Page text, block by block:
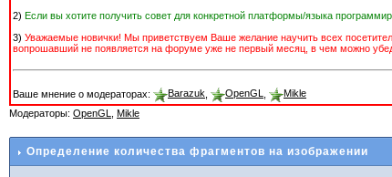
2) Если вы хотите получить совет для конкретной платформы/языка
3) Уважаемые новички! Мы приветствуем Ваше желание научить всех
вопрошавший не появляется на форуме уже не первый месяц, в чем можно
Ваше мнение о модераторах: Barazuk OpenGL
Mikle
Модераторы: OpenGL
Mikle
Определение количества фрагментов на изображении